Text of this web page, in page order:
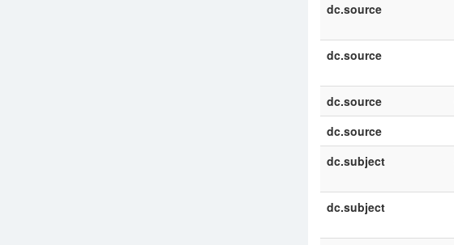
dc.source
dc.source
dc.source
dc.source
dc.subject
dc.subject